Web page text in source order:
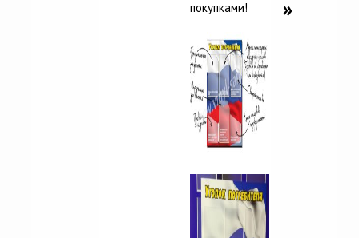
покупками!